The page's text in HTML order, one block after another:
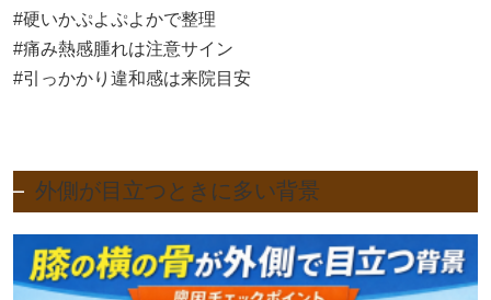
#硬いかぷよぷよかで整理
#痛み熱感腫れは注意サイン
#引っかかり違和感は来院目安
外側が目立つときに多い背景